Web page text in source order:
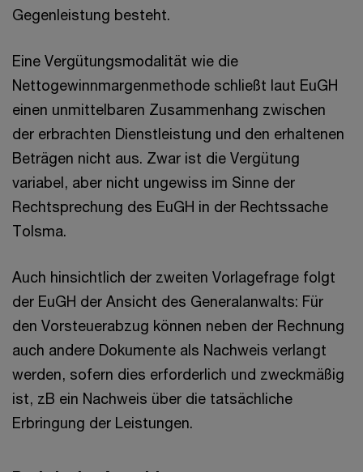
Gegenleistung besteht.
Eine Vergütungsmodalität wie die
Nettogewinnmargenmethode schließt laut EuGH
einen unmittelbaren Zusammenhang zwischen
der erbrachten Dienstleistung und den erhaltenen
Beträgen nicht aus. Zwar ist die Vergütung
variabel, aber nicht ungewiss im Sinne der
Rechtsprechung des EuGH in der Rechtssache
Tolsma.
Auch hinsichtlich der zweiten Vorlagefrage folgt
der EuGH der Ansicht des Generalanwalts: Für
den Vorsteuerabzug können neben der Rechnung
auch andere Dokumente als Nachweis verlangt
werden, sofern dies erforderlich und zweckmäßig
ist, zB ein Nachweis über die tatsächliche
Erbringung der Leistungen.